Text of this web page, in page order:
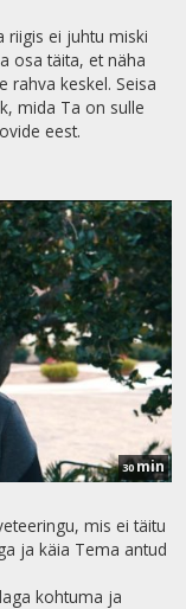
riigis ei juhtu miski
osa täita, et näha
rahva keskel. Seisa
mida Ta on sulle
eest.
30min
mis ei täitu
ja käia Tema antud
kohtuma ja